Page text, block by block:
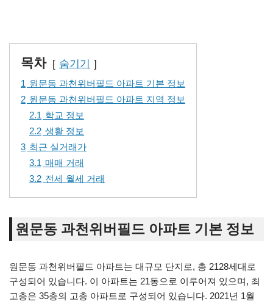
목차 숨기기
1 원문동 과천위버필드 아파트 기본 정보
2 원문동 과천위버필드 아파트 지역 정보
2.1 학교 정보
2.2 생활 정보
3 최근 실거래가
3.1 매매 거래
3.2 전세 월세 거래
원문동 과천위버필드 아파트 기본 정보
원문동 과천위버필드 아파트는 대규모 단지로, 총 2128세대로
구성되어 있습니다. 이 아파트는 21동으로 이루어져 있으며, 최
고층은 35층의 고층 아파트로 구성되어 있습니다. 2021년 1월